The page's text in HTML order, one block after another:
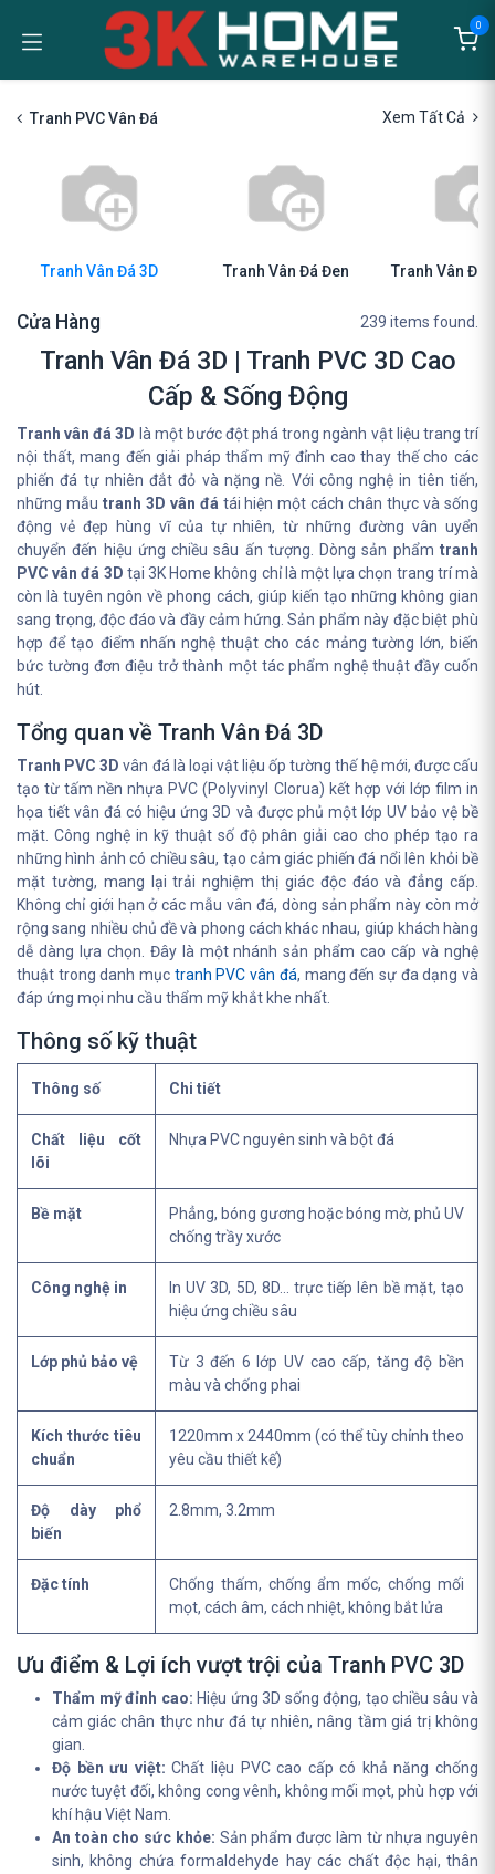
Bỏ qua để đến Nội dung
0
Tranh PVC Vân Đá Xem Tất Cả
Tranh Vân Đá 3D Tranh Vân Đá Đen Tranh Vân Đá
Cửa Hàng 239 items found.
Tranh Vân Đá 3D | Tranh PVC 3D Cao
Cấp & Sống Động
Tranh vân đá 3D là một bước đột phá trong ngành vật liệu trang trí
nội thất, mang đến giải pháp thẩm mỹ đỉnh cao thay thế cho các
phiến đá tự nhiên đắt đỏ và nặng nề. Với công nghệ in tiên tiến,
những mẫu tranh 3D vân đá tái hiện một cách chân thực và sống
động vẻ đẹp hùng vĩ của tự nhiên, từ những đường vân uyển
chuyển đến hiệu ứng chiều sâu ấn tượng. Dòng sản phẩm tranh
PVC vân đá 3D tại 3K Home không chỉ là một lựa chọn trang trí mà
còn là tuyên ngôn về phong cách, giúp kiến tạo những không gian
sang trọng, độc đáo và đầy cảm hứng. Sản phẩm này đặc biệt phù
hợp để tạo điểm nhấn nghệ thuật cho các mảng tường lớn, biến
bức tường đơn điệu trở thành một tác phẩm nghệ thuật đầy cuốn
hút.
Tổng quan về Tranh Vân Đá 3D
Tranh PVC 3D vân đá là loại vật liệu ốp tường thế hệ mới, được cấu
tạo từ tấm nền nhựa PVC (Polyvinyl Clorua) kết hợp với lớp film in
họa tiết vân đá có hiệu ứng 3D và được phủ một lớp UV bảo vệ bề
mặt. Công nghệ in kỹ thuật số độ phân giải cao cho phép tạo ra
những hình ảnh có chiều sâu, tạo cảm giác phiến đá nổi lên khỏi bề
mặt tường, mang lại trải nghiệm thị giác độc đáo và đẳng cấp.
Không chỉ giới hạn ở các mẫu vân đá, dòng sản phẩm này còn mở
rộng sang nhiều chủ đề và phong cách khác nhau, giúp khách hàng
dễ dàng lựa chọn. Đây là một nhánh sản phẩm cao cấp và nghệ
thuật trong danh mục tranh PVC vân đá, mang đến sự đa dạng và
đáp ứng mọi nhu cầu thẩm mỹ khắt khe nhất.
Thông số kỹ thuật
Thông số Chi tiết
Chất liệu cốt
lõi
Nhựa PVC nguyên sinh và bột đá
Bề mặt
Phẳng, bóng gương hoặc bóng mờ, phủ UV
chống trầy xước
Công nghệ in
In UV 3D, 5D, 8D... trực tiếp lên bề mặt, tạo
hiệu ứng chiều sâu
Lớp phủ bảo vệ
Từ 3 đến 6 lớp UV cao cấp, tăng độ bền
màu và chống phai
Kích thước tiêu
chuẩn
1220mm x 2440mm (có thể tùy chỉnh theo
yêu cầu thiết kế)
Độ dày phổ
biến
2.8mm, 3.2mm
Đặc tính
Chống thấm, chống ẩm mốc, chống mối
mọt, cách âm, cách nhiệt, không bắt lửa
Ưu điểm & Lợi ích vượt trội của Tranh PVC 3D
Thẩm mỹ đỉnh cao: Hiệu ứng 3D sống động, tạo chiều sâu và
cảm giác chân thực như đá tự nhiên, nâng tầm giá trị không
gian.
Độ bền ưu việt: Chất liệu PVC cao cấp có khả năng chống
nước tuyệt đối, không cong vênh, không mối mọt, phù hợp với
khí hậu Việt Nam.
An toàn cho sức khỏe: Sản phẩm được làm từ nhựa nguyên
sinh, không chứa formaldehyde hay các chất độc hại, thân